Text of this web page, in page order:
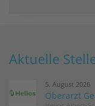
Aktuelle
5. August 2026
Oberarzt